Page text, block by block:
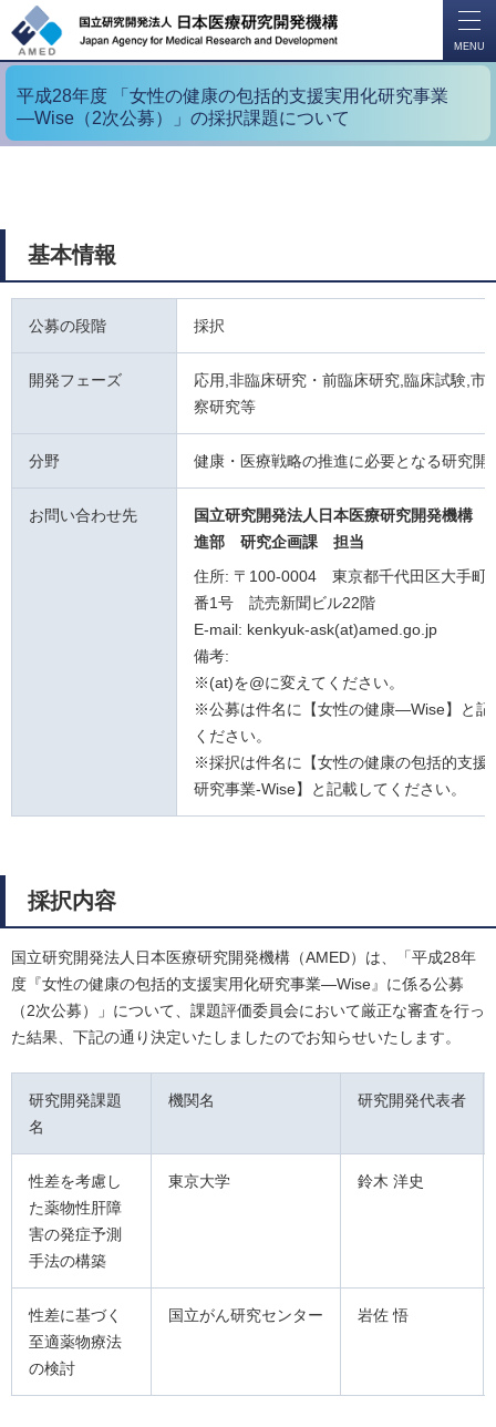
MENU
平成28年度 「女性の健康の包括的支援実用化研究事業
―Wise（2次公募）」の採択課題について
基本情報
公募の段階 採択
開発フェーズ
応用,非臨床研究・前臨床研究,臨床試験,市
察研究等
分野 健康・医療戦略の推進に必要となる研究開
お問い合わせ先
国立研究開発法人日本医療研究開発機構
進部 研究企画課
担当
住所: 〒100-0004 東京都千代田区大手町
番1号 読売新聞ビル22階
E-mail: kenkyuk-ask(at)amed.go.jp
備考:
※(at)を@に変えてください。
※公募は件名に【女性の健康―Wise】と記
ください。
※採択は件名に【女性の健康の包括的支援
研究事業-Wise】と記載してください。
採択内容
国立研究開発法人日本医療研究開発機構（AMED）は、「平成28年
度『女性の健康の包括的支援実用化研究事業―Wise』に係る公募
（2次公募）」 について、課題評価委員会において厳正な審査を行っ
た結果、下記の通り決定いたしましたのでお知らせいたします。
研究開発課題
名
機関名 研究開発代表者
性差を考慮し
た薬物性肝障
害の発症予測
手法の構築
東京大学 鈴木 洋史
性差に基づく
至適薬物療法
の検討
国立がん研究センター 岩佐 悟